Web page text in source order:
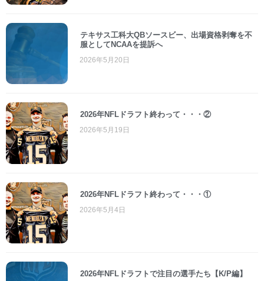
テキサス工科大QBソースビー、出場資格剥奪を不
服としてNCAAを提訴へ
2026年5月20日
2026年NFLドラフト終わって・・・②
2026年5月19日
2026年NFLドラフト終わって・・・①
2026年5月4日
2026年NFLドラフトで注目の選手たち【K/P編】